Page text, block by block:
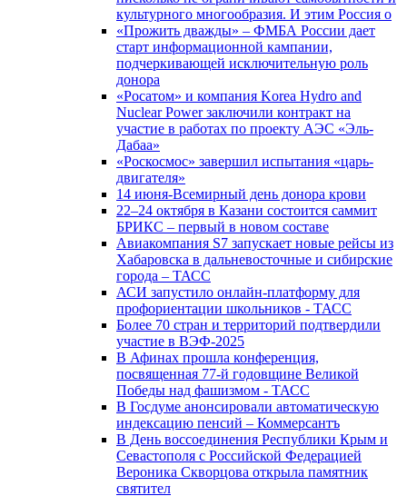
культурного многообразия. И этим Россия о
«Прожить дважды» – ФМБА России дает
старт информационной кампании,
подчеркивающей исключительную роль
донора
«Росатом» и компания Korea Hydro and
Nuclear Power заключили контракт на
участие в работах по проекту АЭС «Эль-
Дабаа»
«Роскосмос» завершил испытания «царь-
двигателя»
14 июня-Всемирный день донора крови
22–24 октября в Казани состоится саммит
БРИКС – первый в новом составе
Авиакомпания S7 запускает новые рейсы из
Хабаровска в дальневосточные и сибирские
города – ТАСС
АСИ запустило онлайн-платформу для
профориентации школьников - ТАСС
Более 70 стран и территорий подтвердили
участие в ВЭФ-2025
В Афинах прошла конференция,
посвященная 77-й годовщине Великой
Победы над фашизмом - ТАСС
В Госдуме анонсировали автоматическую
индексацию пенсий – Коммерсантъ
В День воссоединения Республики Крым и
Севастополя с Российской Федерацией
Вероника Скворцова открыла памятник
святител